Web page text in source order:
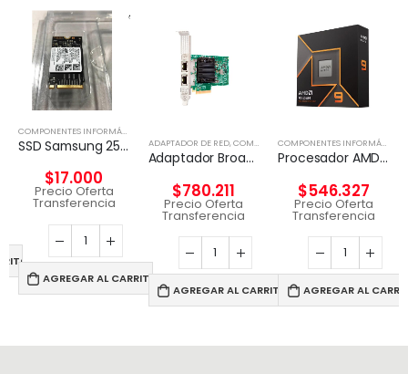
DISCO EXTERNO
COMPONENTES INFORMÁTICOS
SSD Samsung 256 GB / Unidad de estado sólido
$17.000
Precio Oferta
Transferencia
AGREGAR AL CARRITO
ADAPTADOR DE RED,COMPONENTES INFORMÁTICOS
Adaptador Broadcom BCM57416 Ethernet 10 Gb 2 puertos BASE-T para HPE
$780.211
Precio Oferta
Transferencia
AGREGAR AL CARRITO
COMPONENTES INFORMÁTICOS
Procesador AMD RYZEN 9 9900X 12-Core 4.4 Ghz
$546.327
Precio Oferta
Transferencia
AGREGAR AL